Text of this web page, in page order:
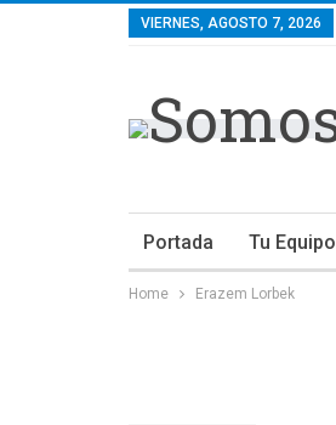
VIERNES, AGOSTO 7, 2026
Portada Tu Equipo
Home Erazem Lorbek